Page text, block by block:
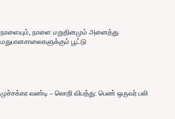
நாளையும், நாளை மறுதினமும் அனைத்து
மதுபானசாலைகளுக்கும் பூட்டு
முச்சக்கர வண்டி – லொறி விபத்து: பெண் ஒருவர் பலி